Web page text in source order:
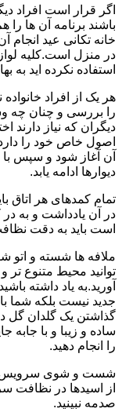
اگر قرار است افراد
باشند برنامه آن ها را
خانه تکانی عید
در منزل است.کلیه
استفاده نکرده اید به
هر یک از افراد
را بررسی و چنان چه
دیگران که نیاز
اصول خاص خود را
آن آغاز شود و سپس
دیوارها ادامه یابد.
تمام کمدهای هر اتاق
در آن یادداشت و به
است باید به دقت
ملافه ها شسته و اتو
توانید محیط متنوع
آورید.به یاد داشته
جدید نیست بلکه شما
گذاشتن یک گلدان گل
ساده و زیبا و با جابه
را انجام دهید.
شست و شوی سرویس
از اسیدها در نظافت
صدمه نبینید.